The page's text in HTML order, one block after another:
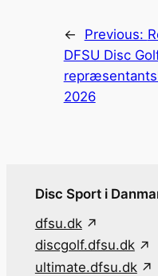
← Previous:
DFSU Disc
2026
Disc Sport i
dfsu.dk
discgolf.dfsu.dk
ultimate.dfsu.dk